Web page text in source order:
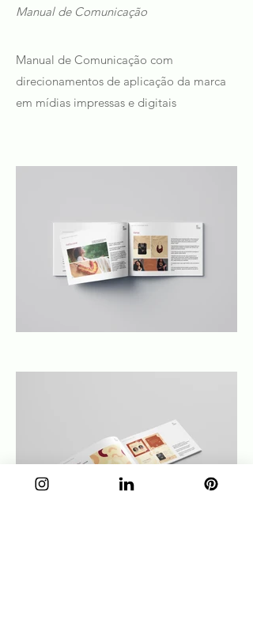
Manual de Comunicação
Manual de Comunicação com
direcionamentos de aplicação da marca
em mídias impressas e digitais